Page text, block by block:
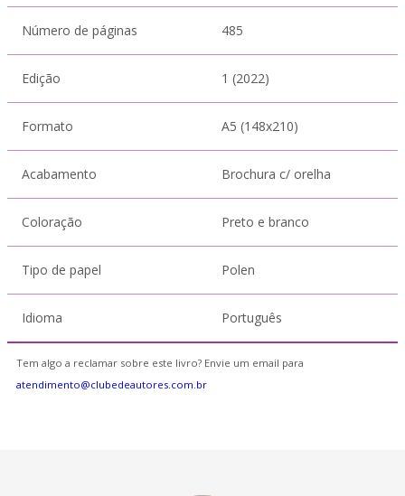
Número de páginas 485
Edição 1 (2022)
Formato A5 (148x210)
Acabamento Brochura c/ orelha
Coloração Preto e branco
Tipo de papel Polen
Idioma Português
Tem algo a reclamar sobre este livro? Envie um email para
atendimento@clubedeautores.com.br